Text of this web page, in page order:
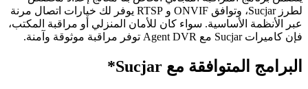
لطرز Sucjar، وتوافق ONVIF و RTSP يوفر لك خيارات اتصال مرنة
عبر الأنظمة الأساسية. سواء كان للأمان المنزلي أو مراقبة المكتب،
فإن كاميرات Sucjar مع Agent DVR توفر مراقبة موثوقة وآمنة.
البرامج المتوافقة مع Sucjar*